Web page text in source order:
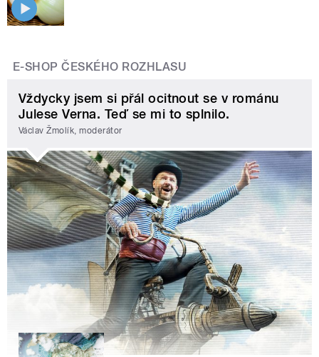
E-SHOP ČESKÉHO ROZHLASU
Vždycky jsem si přál ocitnout se v románu
Julese Verna. Teď se mi to splnilo.
Václav Žmolík, moderátor